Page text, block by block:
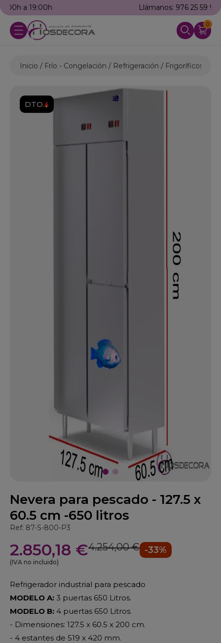
Llámanos: 976 25 59 91
0
Inicio Frío - Congelación Refrigeración Frigoríficos
DTO.
Nevera para pescado - 127.5 x
60.5 cm -650 litros
Ref: 87-S-800-P3
2.850,18 €4.254,00 € -33%
(IVA no incluido)
Refrigerador industrial para pescado
MODELO A: 3 puertas 650 Litros.
MODELO B: 4 puertas 650 Litros.
- Dimensiones: 127.5 x 60.5 x 200 cm.
- 4 estantes de 519 x 420 mm.